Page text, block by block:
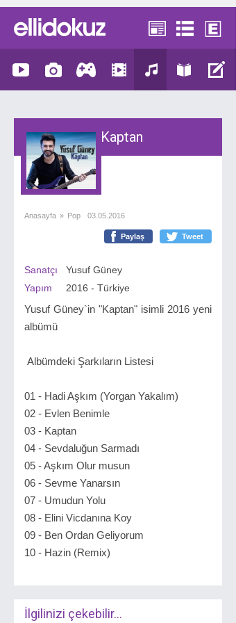
Kaptan
Anasayfa » Pop 03.05.2016
Paylaş Tweet
Sanatçı
Yusuf Güney
Yapım
2016 - Türkiye
Yusuf Güney`in "Kaptan" isimli 2016 yeni
albümü
Albümdeki Şarkıların Listesi
01 - Hadi Aşkım (Yorgan Yakalım)
02 - Evlen Benimle
03 - Kaptan
04 - Sevdaluğun Sarmadı
05 - Aşkım Olur musun
06 - Sevme Yanarsın
07 - Umudun Yolu
08 - Elini Vicdanına Koy
09 - Ben Ordan Geliyorum
10 - Hazin (Remix)
İlgilinizi çekebilir...